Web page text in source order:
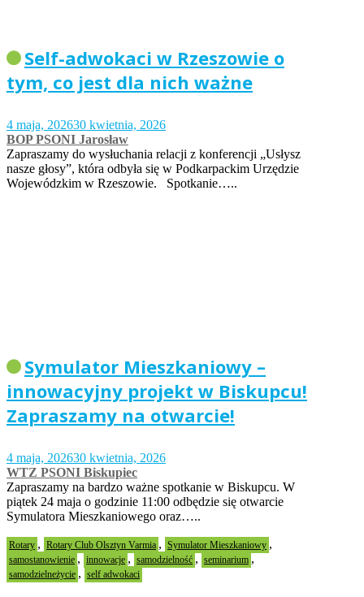
Self-adwokaci w Rzeszowie o
tym, co jest dla nich ważne
4 maja, 202630 kwietnia, 2026
BOP PSONI Jarosław
Zapraszamy do wysłuchania relacji z konferencji „Usłysz
nasze głosy”, która odbyła się w Podkarpackim Urzędzie
Wojewódzkim w Rzeszowie. Spotkanie…..
Symulator Mieszkaniowy –
innowacyjny projekt w Biskupcu!
Zapraszamy na otwarcie!
4 maja, 202630 kwietnia, 2026
WTZ PSONI Biskupiec
Zapraszamy na bardzo ważne spotkanie w Biskupcu. W
piątek 24 maja o godzinie 11:00 odbędzie się otwarcie
Symulatora Mieszkaniowego oraz…..
Rotary , Rotary Club Olsztyn Varmia , Symulator Mieszkaniowy ,
samostanowienie , innowacje , samodzielność , seminarium ,
samodzielneżycie , self adwokaci